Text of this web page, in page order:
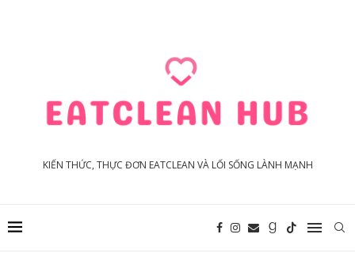
KIẾN THỨC, THỰC ĐƠN EATCLEAN VÀ LỐI SỐNG LÀNH MẠNH